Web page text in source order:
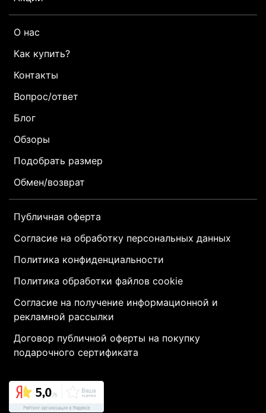
О нас
Как купить?
Контакты
Вопрос/ответ
Блог
Обзоры
Подобрать размер
Обмен/возврат
Публичная оферта
Согласие на обработку персональных данных
Политика конфиденциальности
Политика обработки файлов cookie
Согласие на получение информационной и
рекламной рассылки
Договор публичной оферты на покупку
подарочного сертификата